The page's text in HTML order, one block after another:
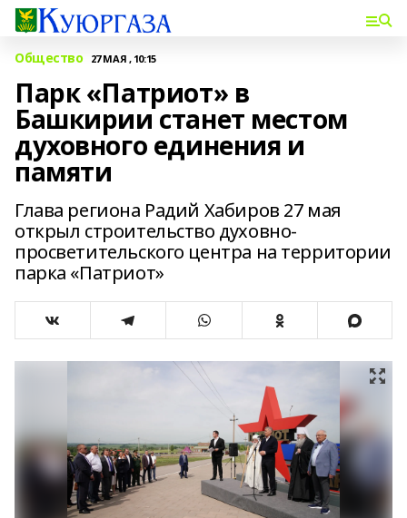
Общество 27 МАЯ , 10:15
Парк «Патриот» в
Башкирии станет местом
духовного единения и
памяти
Глава региона Радий Хабиров 27 мая
открыл строительство духовно-
просветительского центра на территории
парка «Патриот»